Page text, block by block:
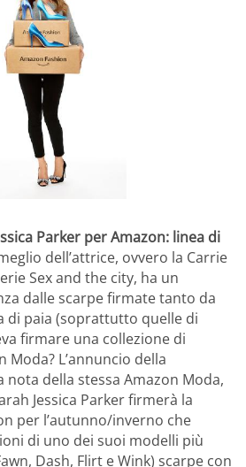
Parker per Amazon: linea di
dell’attrice, ovvero la Carrie
Sex and the city, ha un
dalle scarpe firmate tanto da
di paia (soprattutto quelle di
firmare una collezione di
Moda? L’annuncio della
della stessa Amazon Moda,
Jessica Parker firmerà la
per l’autunno/inverno che
di uno dei suoi modelli più
Dash, Flirt e Wink) scarpe con